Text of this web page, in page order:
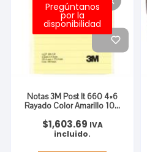
Pregúntanos
por la
disponibilidad
Notas 3M Post It 660 4×6
Rayado Color Amarillo 100
$1,603.69 IVA
incluido.